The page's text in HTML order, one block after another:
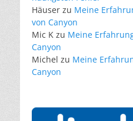
Häuser zu Meine
von Canyon
Mic K zu Meine
Canyon
Michel zu Meine
Canyon